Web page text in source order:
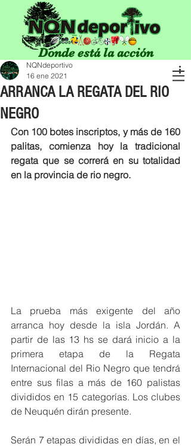
Donde está la acción
ARRANCA LA REGATA DEL RIO
NEGRO
NQNdeportivo
16 ene 2021
Con 100 botes inscriptos, y más de 160
palitas, comienza hoy la tradicional
regata que se correrá en su totalidad
en la provincia de rio negro.
La prueba más exigente del año
arranca hoy desde la isla Jordán. A
partir de las 13 hs se dará inicio a la
primera etapa de la Regata
Internacional del Rio Negro que tendrá
entre sus filas a más de 160 palistas
divididos en 15 categorías. Los clubes
de Neuquén dirán presente.
Serán 7 etapas divididas en días, en el